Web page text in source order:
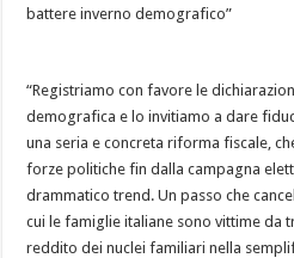
battere inverno demografico”
“Registriamo con favore le
demografica e lo invitiamo a dare
una seria e concreta riforma fiscale,
forze politiche fin dalla campagna
drammatico trend. Un passo che
cui le famiglie italiane sono vittime da
reddito dei nuclei familiari nella